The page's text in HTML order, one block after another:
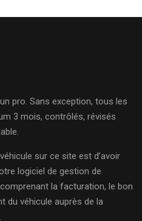
pro. Sans exception, tous les
3 mois, contrôlés, révisés
sur ce site est d’avoir
logiciel de gestion de
la facturation, le bon
du véhicule auprès de la